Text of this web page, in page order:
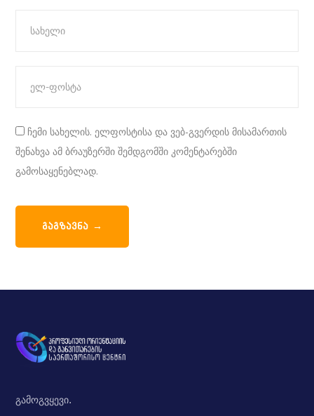
ჩემი სახელის. ელფოსტისა და ვებ-გვერდის მისამართის
შენახვა ამ ბრაუზერში შემდგომში კომენტარებში
გამოსაყენებლად.
გამოგვყევი.